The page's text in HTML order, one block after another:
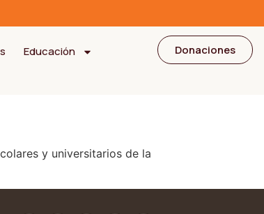
Educación Donaciones
y universitarios de la